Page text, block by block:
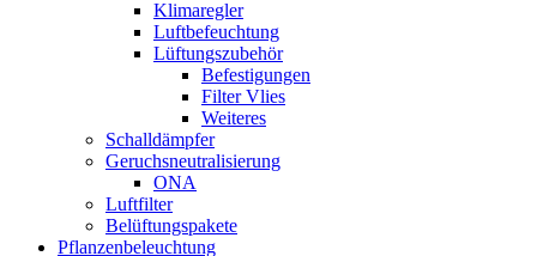
Klimaregler
Luftbefeuchtung
Lüftungszubehör
Befestigungen
Filter Vlies
Weiteres
Schalldämpfer
Geruchsneutralisierung
ONA
Luftfilter
Belüftungspakete
Pflanzenbeleuchtung